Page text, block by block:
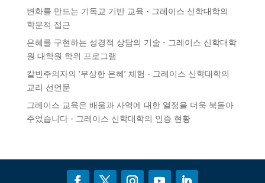
변화를 만드는 기독교 기반 교육 - 그레이스 신학대학의
학문적 접근
은혜를 구현하는 성경적 상담의 기술 - 그레이스 신학대학
원 대학원 학위 프로그램
칼빈주의자의 ‘무상한 은혜’ 체험 - 그레이스 신학대학의
교리 선언문
그레이스 교육은 배움과 사역에 대한 열정을 더욱 북돋아
주었습니다 - 그레이스 신학대학의 인증 현황